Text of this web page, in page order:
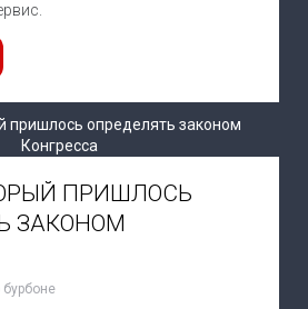
ПРИШЛОСЬ
ЗАКОНОМ
бурбоне